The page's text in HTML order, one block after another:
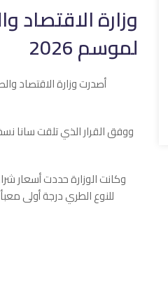
وزارة
لموسم 2026
أصدرت وزارة الاقتصاد
للنوع الطري درجة أولى